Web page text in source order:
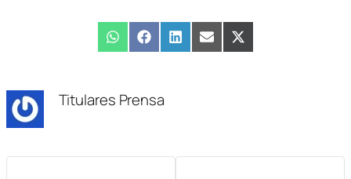
Compartir
en
WhatsAppCompartir
en
FacebookCompartir
en
LinkedInCompartir
en
EmailCompartir
en
X
(Twitter)
Titulares Prensa